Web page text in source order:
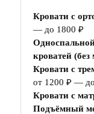
Кровати с
— до 1800 ₽
кроватей (без
Кровати с
от 1200 ₽ —
Кровати с
Подъёмный